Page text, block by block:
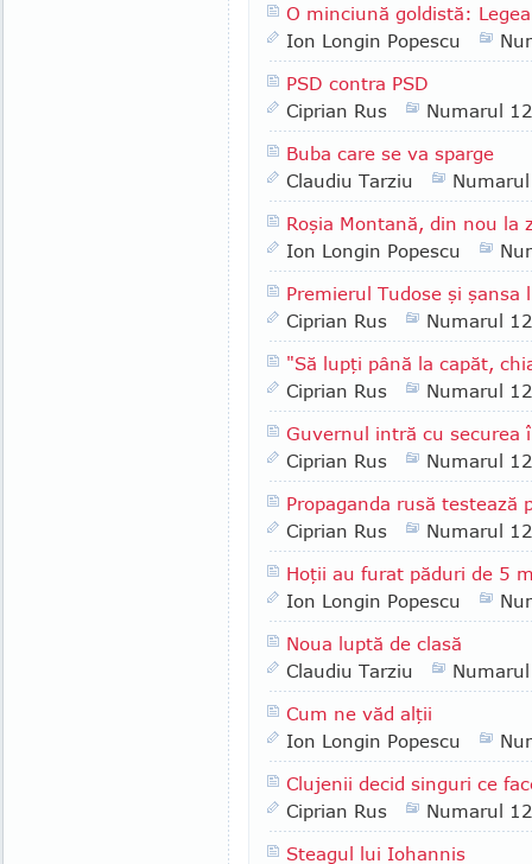
O minciună goldistă:
Ion Longin Popescu
PSD contra PSD
Ciprian Rus
Numarul
Buba care se va sparge
Claudiu Tarziu
Roşia Montană, din nou la
Ion Longin Popescu
Premierul Tudose şi şansa
Ciprian Rus
Numarul
"Să lupţi până la capăt,
Ciprian Rus
Numarul
Guvernul intră cu securea
Ciprian Rus
Numarul
Propaganda rusă testează
Ciprian Rus
Numarul
Hoţii au furat păduri de 5
Ion Longin Popescu
Noua luptă de clasă
Claudiu Tarziu
Cum ne văd alţii
Ion Longin Popescu
Clujenii decid singuri ce
Ciprian Rus
Numarul
Steagul lui Iohannis